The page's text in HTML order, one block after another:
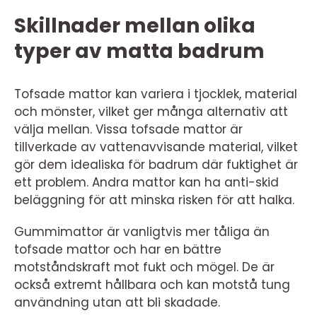
Skillnader mellan olika
typer av matta badrum
Tofsade mattor kan variera i tjocklek, material
och mönster, vilket ger många alternativ att
välja mellan. Vissa tofsade mattor är
tillverkade av vattenavvisande material, vilket
gör dem idealiska för badrum där fuktighet är
ett problem. Andra mattor kan ha anti-skid
beläggning för att minska risken för att halka.
Gummimattor är vanligtvis mer tåliga än
tofsade mattor och har en bättre
motståndskraft mot fukt och mögel. De är
också extremt hållbara och kan motstå tung
användning utan att bli skadade.